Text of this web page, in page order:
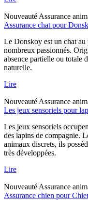
Nouveauté Assurance
Assurance chat pour
Le Donskoy est un chat
nombreux passionnés.
absence partielle ou totale
naturelle.
Lire
Nouveauté Assurance
Les jeux sensoriels pour
Les jeux sensoriels
des lapins de compagnie.
animaux discrets, ils
très développées.
Lire
Nouveauté Assurance
Assurance chien pour